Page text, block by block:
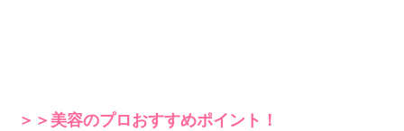
＞＞美容のプロおすすめポイント！